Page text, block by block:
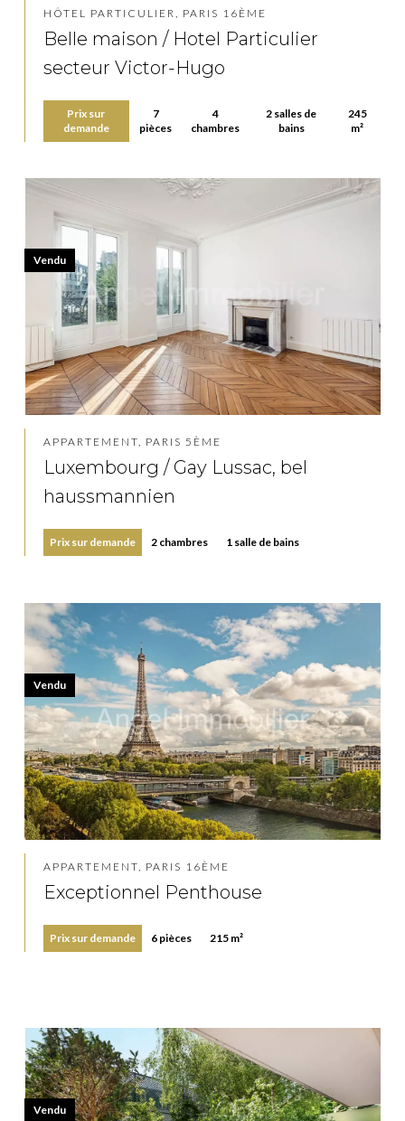
HÔTEL PARTICULIER, PARIS 16ÈME
Belle maison / Hotel Particulier
secteur Victor-Hugo
Prix sur
demande
7
pièces
4
chambres
2 salles de
bains
245
m²
APPARTEMENT, PARIS 5ÈME
Luxembourg / Gay Lussac, bel
haussmannien
Prix sur demande 2 chambres 1 salle de bains
Vendu
APPARTEMENT, PARIS 16ÈME
Exceptionnel Penthouse
Prix sur demande 6 pièces 215 m²
Vendu
Vendu